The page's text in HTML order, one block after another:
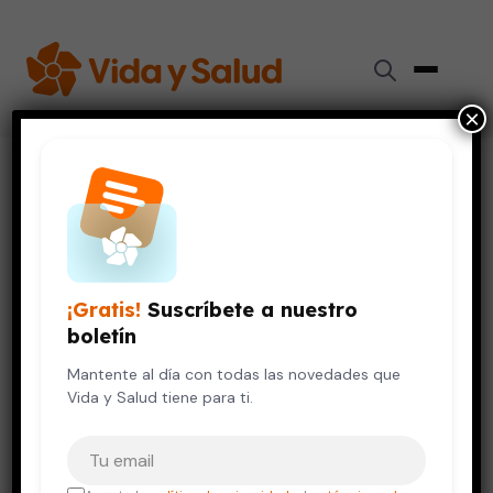
Videos de Salud
VIDA SALUDABLE
Beneficios de las redes sociales
12 de octubre, 2023
¡Gratis! Suscríbete a nuestro
boletín
Mantente al día con todas las novedades que
Vida y Salud tiene para ti.
×